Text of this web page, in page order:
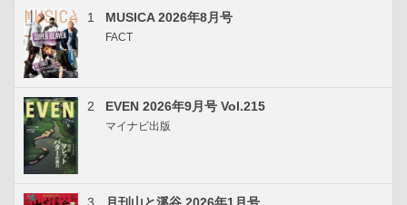
1 MUSICA 2026年8月号
FACT
2 EVEN 2026年9月号 Vol.215
マイナビ出版